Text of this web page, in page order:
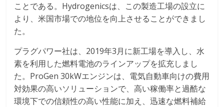
ことである。Hydrogenicsは、この製造工場の設立に
より、米国市場での地位を向上させることができまし
た。
プラグパワー社は、2019年3月に新工場を導入し、水
素を利用した燃料電池のラインアップを拡充しまし
た。ProGen 30kWエンジンは、電気自動車向けの費用
対効果の高いソリューションで、高い稼働率と過酷な
環境下での信頼性の高い性能に加え、迅速な燃料補給